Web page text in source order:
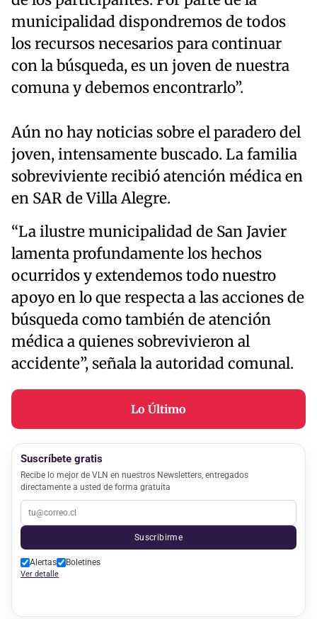
municipalidad dispondremos de todos
los recursos necesarios para continuar
con la búsqueda, es un joven de nuestra
comuna y debemos encontrarlo”.
Aún no hay noticias sobre el paradero del
joven, intensamente buscado. La familia
sobreviviente recibió atención médica en
en SAR de Villa Alegre.
“La ilustre municipalidad de San Javier
lamenta profundamente los hechos
ocurridos y extendemos todo nuestro
apoyo en lo que respecta a las acciones de
búsqueda como también de atención
médica a quienes sobrevivieron al
accidente”, señala la autoridad comunal.
Lo Último
Suscríbete gratis
Recibe lo mejor de VLN en nuestros Newsletters, entregados
directamente a usted de forma gratuita
Suscribirme
Alertas Boletines
Ver detalle